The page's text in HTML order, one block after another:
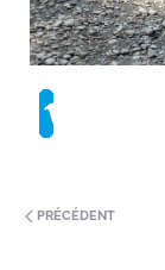
PRÉCÉDENT